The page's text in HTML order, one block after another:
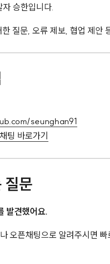
승한입니다.
질문, 오류 제보, 협업 제안
seunghan91
팅 바로가기
질문
발견했어요.
오픈채팅으로 알려주시면 빠